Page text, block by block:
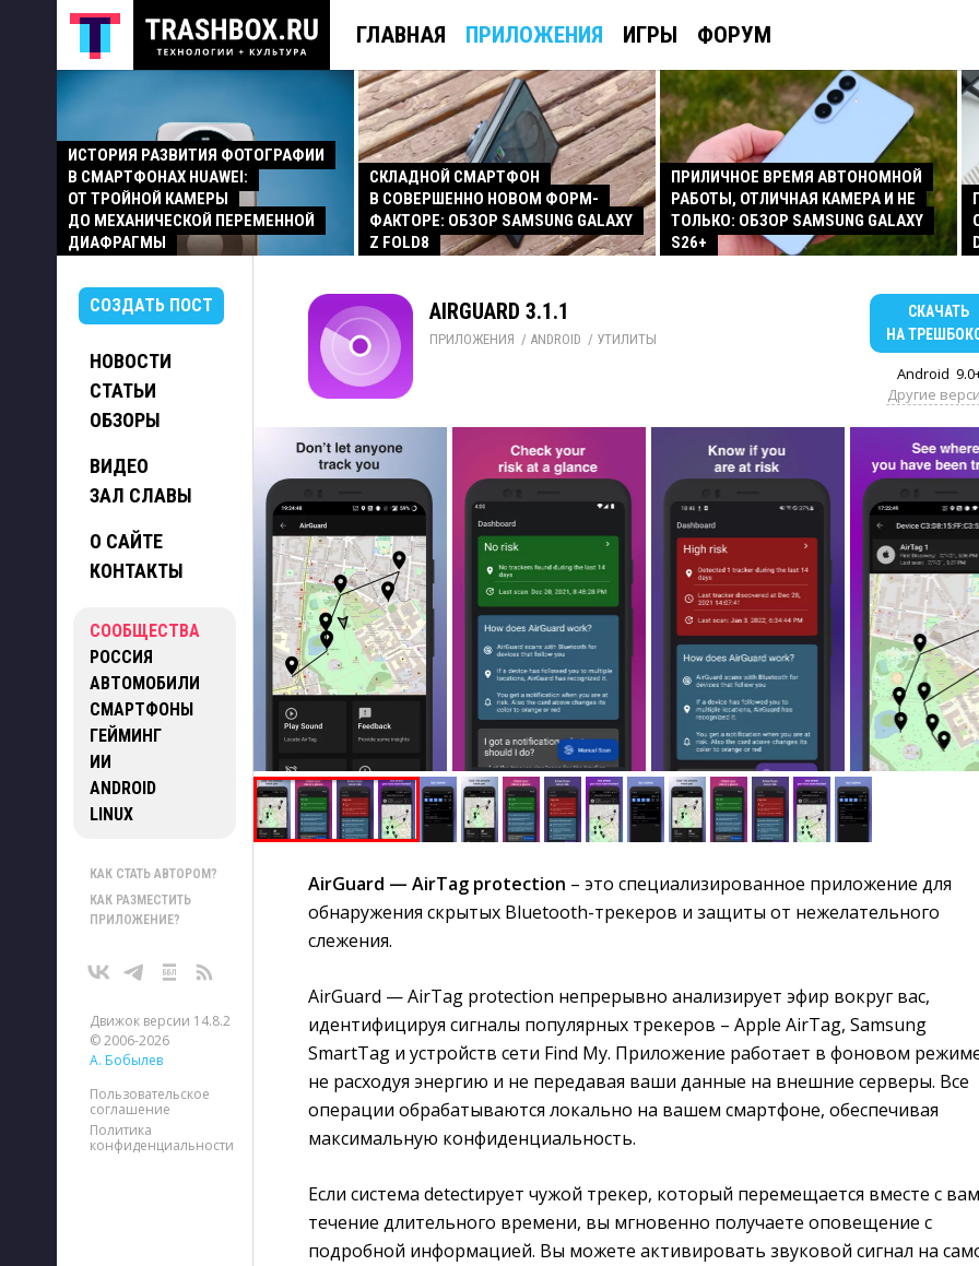
ГЛАВНАЯ ПРИЛОЖЕНИЯ ИГРЫ ФОРУМ
ИСТОРИЯ РАЗВИТИЯ ФОТОГРАФИИ
В СМАРТФОНАХ HUAWEI:
ОТ ТРОЙНОЙ КАМЕРЫ
ДО МЕХАНИЧЕСКОЙ ПЕРЕМЕННОЙ
ДИАФРАГМЫ
СКЛАДНОЙ СМАРТФОН
В СОВЕРШЕННО НОВОМ ФОРМ-
ФАКТОРЕ: ОБЗОР SAMSUNG GALAXY
Z FOLD8
ПРИЛИЧНОЕ ВРЕМЯ АВТОНОМНОЙ
РАБОТЫ, ОТЛИЧНАЯ КАМЕРА И НЕ
ТОЛЬКО: ОБЗОР SAMSUNG GALAXY
S26+
СОЗДАТЬ ПОСТ
НОВОСТИ
СТАТЬИ
ОБЗОРЫ
ВИДЕО
ЗАЛ СЛАВЫ
О САЙТЕ
КОНТАКТЫ
СООБЩЕСТВА
РОССИЯ
АВТОМОБИЛИ
СМАРТФОНЫ
ГЕЙМИНГ
ИИ
ANDROID
LINUX
КАК СТАТЬ АВТОРОМ?
КАК РАЗМЕСТИТЬ
ПРИЛОЖЕНИЕ?
Движок версии 14.8.2
© 2006-2026
А. Бобылев
Пользовательское
соглашение
Политика
конфиденциальности
AIRGUARD 3.1.1
ПРИЛОЖЕНИЯ / ANDROID / УТИЛИТЫ
СКАЧАТЬ
НА
Android
Другие
AirGuard — AirTag protection – это специализированное приложение для
обнаружения скрытых Bluetooth-трекеров и защиты от нежелательного
слежения.
AirGuard — AirTag protection непрерывно анализирует эфир вокруг вас,
идентифицируя сигналы популярных трекеров – Apple AirTag, Samsung
SmartTag и устройств сети Find My. Приложение работает в фоновом
не расходуя энергию и не передавая ваши данные на внешние серверы. Все
операции обрабатываются локально на вашем смартфоне, обеспечивая
максимальную конфиденциальность.
Если система detectирует чужой трекер, который перемещается вместе с
течение длительного времени, вы мгновенно получаете оповещение с
подробной информацией. Вы можете активировать звуковой сигнал на